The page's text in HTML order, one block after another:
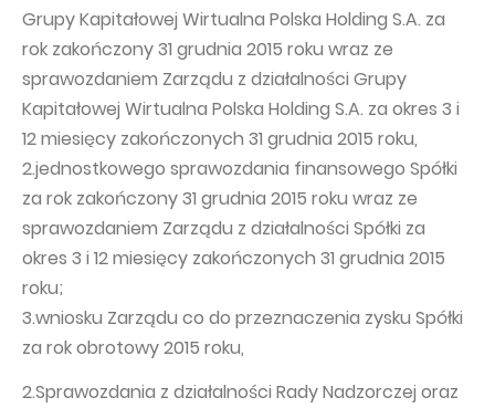
Grupy Kapitałowej Wirtualna Polska Holding S.A. za
rok zakończony 31 grudnia 2015 roku wraz ze
sprawozdaniem Zarządu z działalności Grupy
Kapitałowej Wirtualna Polska Holding S.A. za okres 3 i
12 miesięcy zakończonych 31 grudnia 2015 roku,
2.jednostkowego sprawozdania finansowego Spółki
za rok zakończony 31 grudnia 2015 roku wraz ze
sprawozdaniem Zarządu z działalności Spółki za
okres 3 i 12 miesięcy zakończonych 31 grudnia 2015
roku;
3.wniosku Zarządu co do przeznaczenia zysku Spółki
za rok obrotowy 2015 roku,
2.Sprawozdania z działalności Rady Nadzorczej oraz